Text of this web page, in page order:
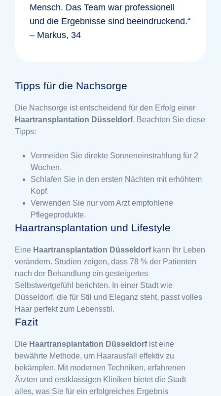
Mensch. Das Team war professionell
und die Ergebnisse sind beeindruckend.“
– Markus, 34
Tipps für die Nachsorge
Die Nachsorge ist entscheidend für den Erfolg einer
Haartransplantation Düsseldorf. Beachten Sie diese
Tipps:
Vermeiden Sie direkte Sonneneinstrahlung für 2
Wochen.
Schlafen Sie in den ersten Nächten mit erhöhtem
Kopf.
Verwenden Sie nur vom Arzt empfohlene
Pflegeprodukte.
Haartransplantation und Lifestyle
Eine Haartransplantation Düsseldorfkann Ihr Leben
verändern. Studien zeigen, dass 78 % der Patienten
nach der Behandlung ein gesteigertes
Selbstwertgefühl berichten. In einer Stadt wie
Düsseldorf, die für Stil und Eleganz steht, passt volles
Haar perfekt zum Lebensstil.
Fazit
Die Haartransplantation Düsseldorfist eine
bewährte Methode, um Haarausfall effektiv zu
bekämpfen. Mit modernen Techniken, erfahrenen
Ärzten und erstklassigen Kliniken bietet die Stadt
alles, was Sie für ein erfolgreiches Ergebnis